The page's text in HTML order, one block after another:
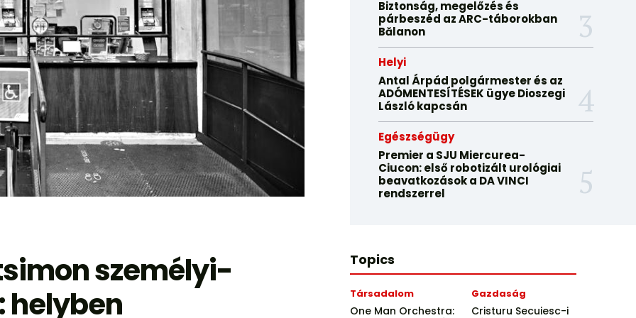
személyi-
helyben
Biztonság, megelőzés és
párbeszéd az ARC-táborokban
Bălanon
Helyi
Antal Árpád polgármester és az
ADÓMENTESÍTÉSEK ügye Dioszegi
László kapcsán
Egészségügy
Premier a SJU Miercurea-
Ciucon: első robotizált urológiai
beavatkozások a DA VINCI
rendszerrel
Topics
Társadalom
One Man Orchestra:
Gazdaság
Cristuru Secuiesc-i